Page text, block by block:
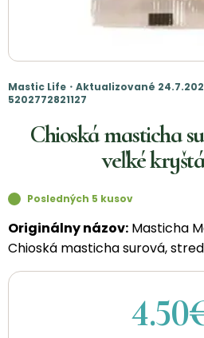
Mastic Life・Aktualizované 24.7.2026
5202772821127
Chioská masticha
veľké
Posledných 5 kusov
Originálny názov: Masticha
Chioská masticha surová,